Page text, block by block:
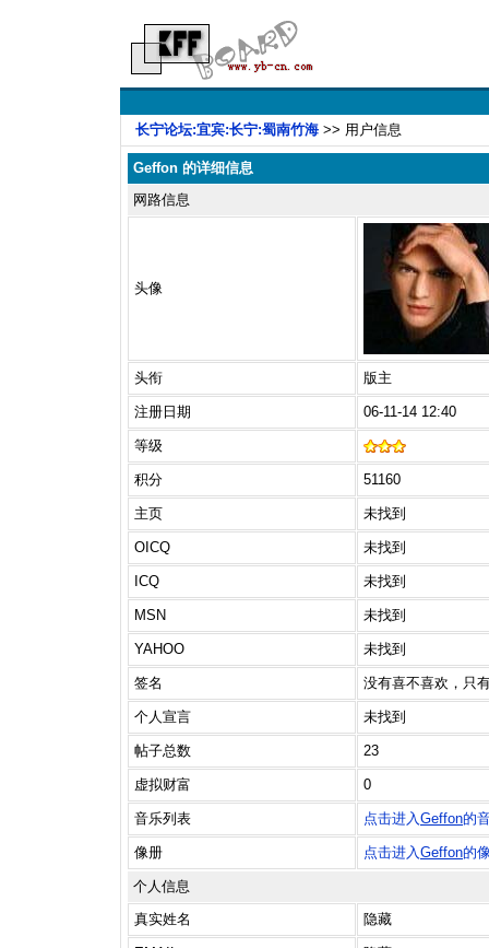
长宁论坛:宜宾:长宁:蜀南竹海>> 用户信息
Geffon 的详细信息
网路信息
头像
头衔 版主
注册日期 06-11-14 12:40
等级
积分 51160
主页 未找到
OICQ 未找到
ICQ 未找到
MSN 未找到
YAHOO 未找到
签名 没有喜不喜欢，只
个人宣言 未找到
帖子总数 23
虚拟财富 0
音乐列表 点击进入Geffon的
像册 点击进入Geffon的
个人信息
真实姓名
隐藏